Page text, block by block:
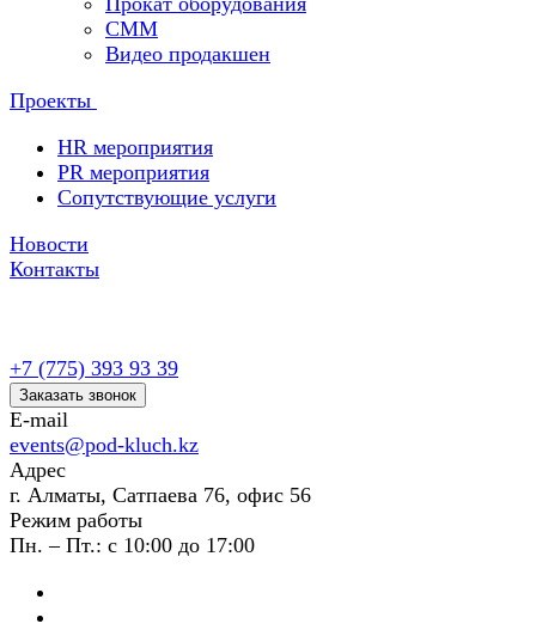
СММ
Видео продакшен
Проекты
HR мероприятия
PR мероприятия
Сопутствующие услуги
Новости
Контакты
+7 (775) 393 93 39
Заказать звонок
E-mail
events@pod-kluch.kz
Адрес
г. Алматы, Сатпаева 76, офис 56
Режим работы
Пн. – Пт.: с 10:00 до 17:00